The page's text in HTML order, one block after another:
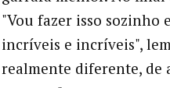
"Vou fazer isso sozinho
incríveis e incríveis",
realmente diferente, de